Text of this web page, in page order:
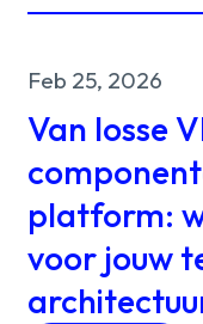
Feb 25, 2026
Van losse
platform:
voor jouw